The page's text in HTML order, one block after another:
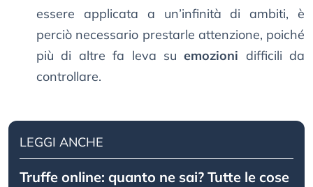
essere applicata a un’infinità di ambiti, è
perciò necessario prestarle attenzione, poiché
più di altre fa leva suemozioni difficili da
controllare.
LEGGI ANCHE
Truffe online: quanto ne sai? Tutte le cose